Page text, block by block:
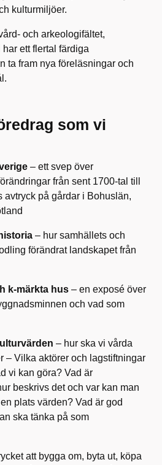
kulturmiljöer.
och arkeologifältet,
ett flertal färdiga
ta fram nya föreläsningar och
som vi
– ett svep över
från sent 1700-tal till
avtryck på gårdar i Bohuslän,
– hur samhällets och
förändrat landskapet från
k-märkta hus – en exposé över
och vad som
– hur ska vi vårda
– Vilka aktörer och lagstiftningar
vi kan göra? Vad är
beskrivs det och var kan man
plats värden? Vad är god
ska tänka på som
att bygga om, byta ut, köpa